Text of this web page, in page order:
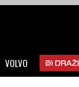
VOLVO